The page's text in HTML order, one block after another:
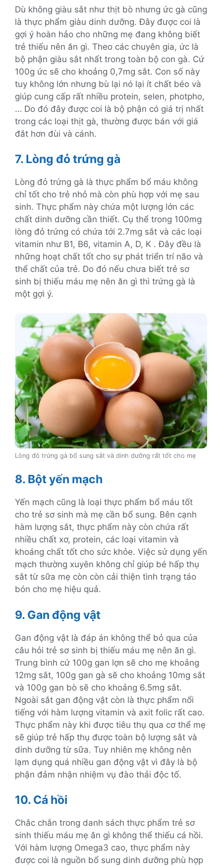
Dù không giàu sắt như thịt bò nhưng ức gà cũng
là thực phẩm giàu dinh dưỡng. Đây được coi là
gợi ý hoàn hảo cho những mẹ đang không biết
trẻ thiếu nên ăn gì. Theo các chuyên gia, ức là
bộ phận giàu sắt nhất trong toàn bộ con gà. Cứ
100g ức sẽ cho khoảng 0,7mg sắt. Con số này
tuy không lớn nhưng bù lại nó lại ít chất béo và
giúp cung cấp rất nhiều protein, selen, photpho,
… Do đó đây được coi là bộ phận có giá trị nhất
trong các loại thịt gà, thường được bán với giá
đắt hơn đùi và cánh.
7. Lòng đỏ trứng gà
Lòng đỏ trứng gà là thực phẩm bổ máu không
chỉ tốt cho trẻ nhỏ mà còn phù hợp với mẹ sau
sinh. Thực phẩm này chứa một lượng lớn các
chất dinh dưỡng cần thiết. Cụ thể trong 100mg
lòng đỏ trứng có chứa tới 2.7mg sắt và các loại
vitamin như B1, B6, vitamin A, D, K . Đây đều là
những hoạt chất tốt cho sự phát triển trí não và
thể chất của trẻ. Do đó nếu chưa biết trẻ sơ
sinh bị thiếu máu mẹ nên ăn gì thì trứng gà là
một gợi ý.
Lòng đỏ trứng gà bổ sung sắt và dinh dưỡng rất tốt cho mẹ
8. Bột yến mạch
Yến mạch cũng là loại thực phẩm bổ máu tốt
cho trẻ sơ sinh mà mẹ cần bổ sung. Bên cạnh
hàm lượng sắt, thực phẩm này còn chứa rất
nhiều chất xơ, protein, các loại vitamin và
khoáng chất tốt cho sức khỏe. Việc sử dụng yến
mạch thường xuyên không chỉ giúp bé hấp thụ
sắt từ sữa mẹ còn còn cải thiện tình trạng táo
bón cho mẹ hiệu quả.
9. Gan động vật
Gan động vật là đáp án không thể bỏ qua của
câu hỏi trẻ sơ sinh bị thiếu máu mẹ nên ăn gì.
Trung bình cứ 100g gan lợn sẽ cho mẹ khoảng
12mg sắt, 100g gan gà sẽ cho khoảng 10mg sắt
và 100g gan bò sẽ cho khoảng 6.5mg sắt.
Ngoài sắt gan động vật còn là thực phẩm nổi
tiếng với hàm lượng vitamin và axit folic rất cao.
Thực phẩm này khi được tiêu thụ qua cơ thể mẹ
sẽ giúp trẻ hấp thụ được toàn bộ lượng sắt và
dinh dưỡng từ sữa. Tuy nhiên mẹ không nên
lạm dụng quá nhiều gan động vật vì đây là bộ
phận đảm nhận nhiệm vụ đào thải độc tố.
10. Cá hồi
Chắc chắn trong danh sách thực phẩm trẻ sơ
sinh thiếu máu mẹ ăn gì không thể thiếu cá hồi.
Với hàm lượng Omega3 cao, thực phẩm này
được coi là nguồn bổ sung dinh dưỡng phù hợp